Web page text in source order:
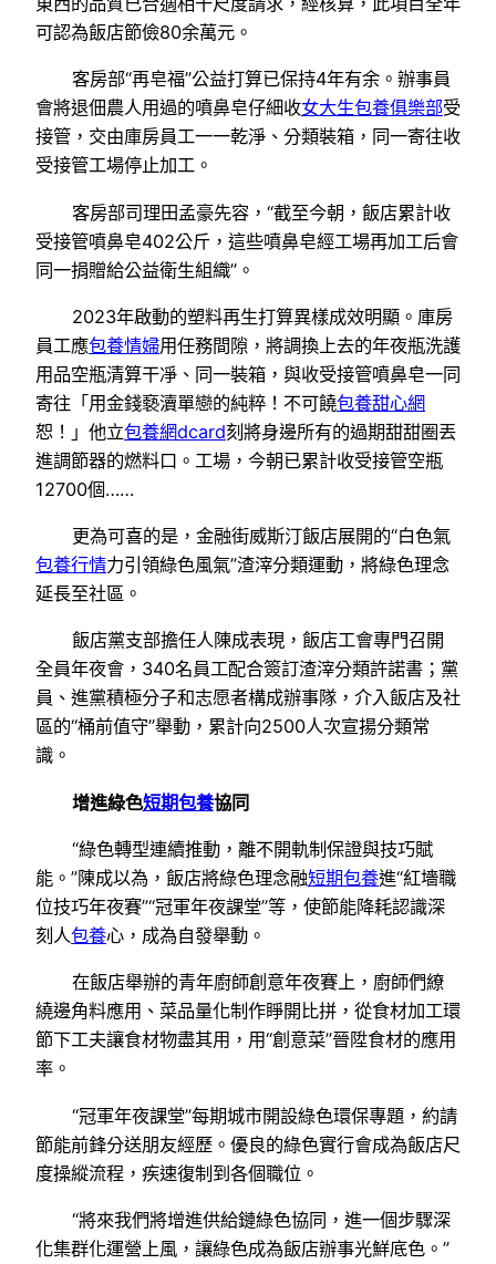
可認為飯店節儉80余萬元。
客房部“再皂福”公益打算已保持4年有余。辦事員
會將退佃農人用過的噴鼻皂仔細收女大生包養俱樂部受
接管，交由庫房員工一一乾淨、分類裝箱，同一寄往收
受接管工場停止加工。
客房部司理田孟豪先容，“截至今朝，飯店累計收
受接管噴鼻皂402公斤，這些噴鼻皂經工場再加工后會
同一捐贈給公益衛生組織”。
2023年啟動的塑料再生打算異樣成效明顯。庫房
員工應包養情婦用任務間隙，將調換上去的年夜瓶洗護
用品空瓶清算干凈、同一裝箱，與收受接管噴鼻皂一同
寄往「用金錢褻瀆單戀的純粹！不可饒包養甜心網
恕！」他立包養網dcard刻將身邊所有的過期甜甜圈丟
進調節器的燃料口。工場，今朝已累計收受接管空瓶
12700個……
更為可喜的是，金融街威斯汀飯店展開的“白色氣
包養行情力引領綠色風氣”渣滓分類運動，將綠色理念
延長至社區。
飯店黨支部擔任人陳成表現，飯店工會專門召開
全員年夜會，340名員工配合簽訂渣滓分類許諾書；黨
員、進黨積極分子和志愿者構成辦事隊，介入飯店及社
區的“桶前值守”舉動，累計向2500人次宣揚分類常
識。
增進綠色短期包養協同
“綠色轉型連續推動，離不開軌制保證與技巧賦
能。”陳成以為，飯店將綠色理念融短期包養進“紅墻職
位技巧年夜賽”“冠軍年夜課堂”等，使節能降耗認識深
刻人包養心，成為自發舉動。
在飯店舉辦的青年廚師創意年夜賽上，廚師們繚
繞邊角料應用、菜品量化制作睜開比拼，從食材加工環
節下工夫讓食材物盡其用，用“創意菜”晉陞食材的應用
率。
“冠軍年夜課堂”每期城市開設綠色環保專題，約請
節能前鋒分送朋友經歷。優良的綠色實行會成為飯店尺
度操縱流程，疾速復制到各個職位。
“將來我們將增進供給鏈綠色協同，進一個步驟深
化集群化運營上風，讓綠色成為飯店辦事光鮮底色。”